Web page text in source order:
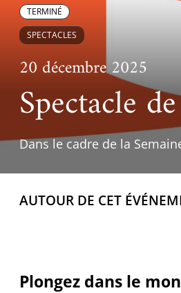
Festivals
Cinéma
Musique
Littérature et poésie
Le projet de nouveau musée
Les rencontres économiques
Takam Tikou
Les Journées de l'histoire de
TERMINÉ
SPECTACLES
20 décembre 2025
Spectacle
Dans le cadre de la
AUTOUR DE CET
Plongez dans le